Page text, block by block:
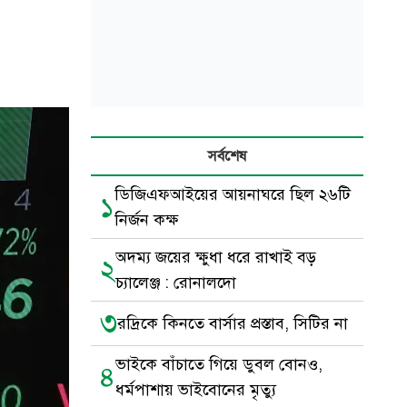
সর্বশেষ
১ডিজিএফআইয়ের আয়নাঘরে ছিল ২৬টি
নির্জন কক্ষ
২অদম্য জয়ের ক্ষুধা ধরে রাখাই বড়
চ্যালেঞ্জ : রোনালদো
৩রদ্রিকে কিনতে বার্সার প্রস্তাব, সিটির না
৪ভাইকে বাঁচাতে গিয়ে ডুবল বোনও,
ধর্মপাশায় ভাইবোনের মৃত্যু